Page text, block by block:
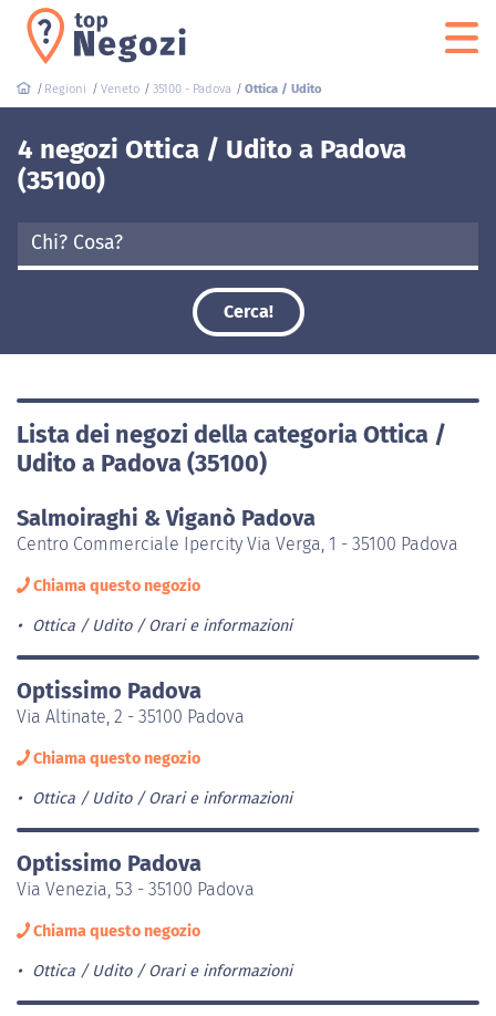
Regioni Veneto 35100 - Padova Ottica / Udito
4 negozi Ottica / Udito a Padova
(35100)
Cerca!
Lista dei negozi della categoria Ottica /
Udito a Padova (35100)
Salmoiraghi & Viganò Padova
Centro Commerciale Ipercity Via Verga, 1 - 35100 Padova
Chiama questo negozio
Ottica / Udito Orari e informazioni
Optissimo Padova
Via Altinate, 2 - 35100 Padova
Chiama questo negozio
Ottica / Udito Orari e informazioni
Optissimo Padova
Via Venezia, 53 - 35100 Padova
Chiama questo negozio
Ottica / Udito Orari e informazioni